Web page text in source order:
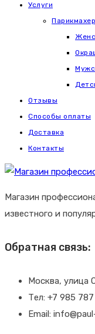
Услуги
Отзывы
Способы оплаты
Доставка
Контакты
Магазин
известного и
Обратная связь:
Москва, улица
Тел: +7 985 787
Email: